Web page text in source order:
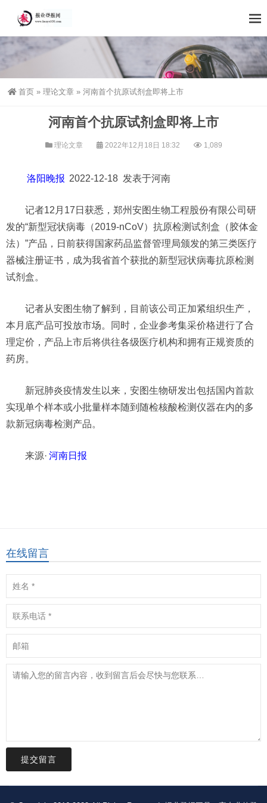
首页 » 理论文章 » 河南首个抗原试剂盒即将上市
河南首个抗原试剂盒即将上市
理论文章 2022年12月18日 18:32 1,089
洛阳晚报 2022-12-18 发表于河南
记者12月17日获悉，郑州安图生物工程股份有限公司研
发的“新型冠状病毒（2019-nCoV）抗原检测试剂盒（胶体金
法）”产品，日前获得国家药品监督管理局颁发的第三类医疗
器械注册证书，成为我省首个获批的新型冠状病毒抗原检测
试剂盒。
记者从安图生物了解到，目前该公司正加紧组织生产，
本月底产品可投放市场。同时，企业参考集采价格进行了合
理定价，产品上市后将供往各级医疗机构和拥有正规资质的
药房。
新冠肺炎疫情发生以来，安图生物研发出包括国内首款
实现单个样本或小批量样本随到随检核酸检测仪器在内的多
款新冠病毒检测产品。
来源· 河南日报
在线留言
提交留言